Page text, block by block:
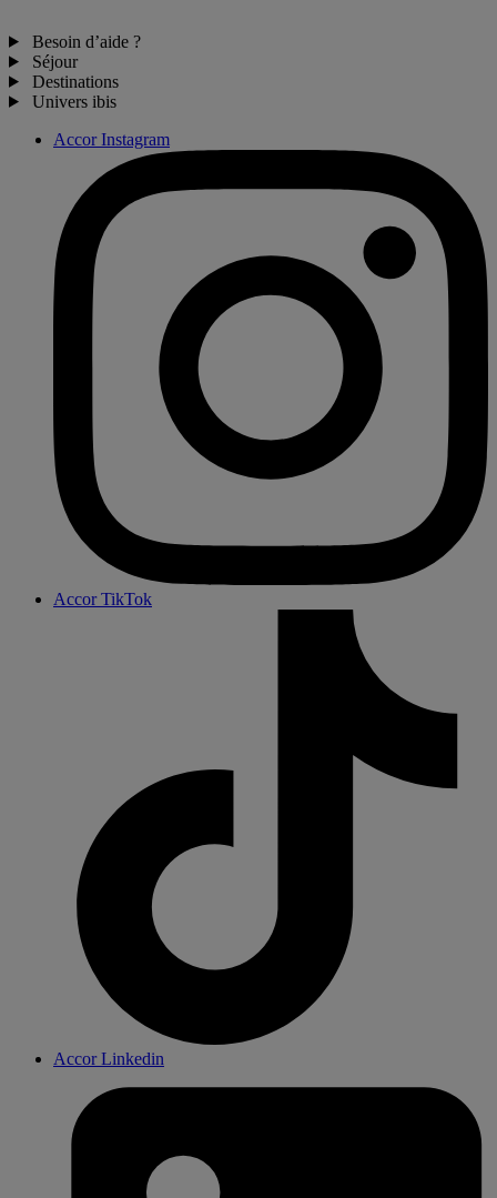
Besoin d’aide ?
Séjour
Destinations
Univers ibis
Accor Instagram
Accor TikTok
Accor Linkedin